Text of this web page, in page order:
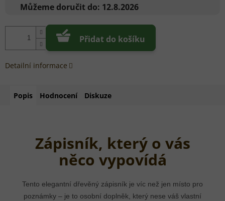
Můžeme doručit do: 12.8.2026
Přidat do košíku
Detailní informace
Popis Hodnocení Diskuze
Zápisník, který o vás
něco vypovídá
Tento elegantní dřevěný zápisník je víc než jen místo pro
poznámky – je to osobní doplněk, který nese váš vlastní